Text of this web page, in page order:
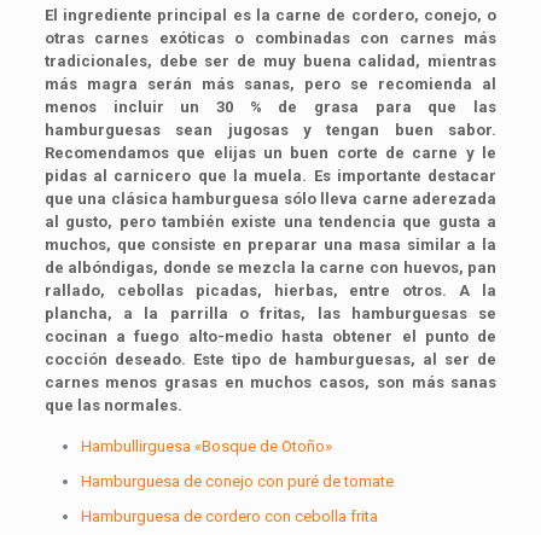
El ingrediente principal es la carne de cordero, conejo, o
otras carnes exóticas o combinadas con carnes más
tradicionales, debe ser de muy buena calidad, mientras
más magra serán más sanas, pero se recomienda al
menos incluir un 30 % de grasa para que las
hamburguesas sean jugosas y tengan buen sabor.
Recomendamos que elijas un buen corte de carne y le
pidas al carnicero que la muela. Es importante destacar
que una clásica hamburguesa sólo lleva carne aderezada
al gusto, pero también existe una tendencia que gusta a
muchos, que consiste en preparar una masa similar a la
de albóndigas, donde se mezcla la carne con huevos, pan
rallado, cebollas picadas, hierbas, entre otros. A la
plancha, a la parrilla o fritas, las hamburguesas se
cocinan a fuego alto-medio hasta obtener el punto de
cocción deseado. Este tipo de hamburguesas, al ser de
carnes menos grasas en muchos casos, son más sanas
que las normales.
Hambullirguesa «Bosque de Otoño»
Hamburguesa de conejo con puré de tomate
Hamburguesa de cordero con cebolla frita